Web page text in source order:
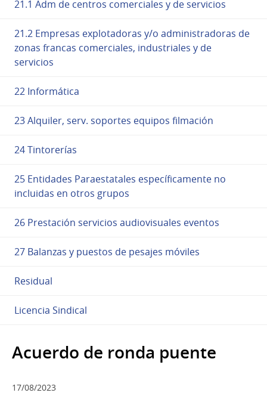
21.1 Adm de centros comerciales y de servicios
21.2 Empresas explotadoras y/o administradoras de
zonas francas comerciales, industriales y de
servicios
22 Informática
23 Alquiler, serv. soportes equipos filmación
24 Tintorerías
25 Entidades Paraestatales específicamente no
incluidas en otros grupos
26 Prestación servicios audiovisuales eventos
27 Balanzas y puestos de pesajes móviles
Residual
Licencia Sindical
Acuerdo de ronda puente
17/08/2023